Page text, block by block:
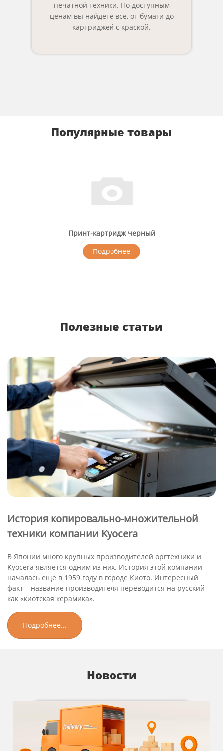
печатной техники. По доступным
ценам вы найдете все, от бумаги до
картриджей с краской.
Популярные товары
Принт-картридж черный
Подробнее
Полезные статьи
История копировально-множительной
техники компании Kyocera
В Японии много крупных производителей оргтехники и
Kyocera является одним из них. История этой компании
началась еще в 1959 году в городе Киото. Интересный
факт – название производителя переводится на русский
как «киотская керамика».
Подробнее...
Новости